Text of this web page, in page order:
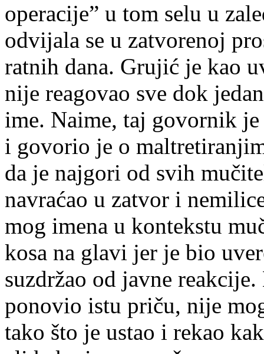
operacije” u tom selu u
odvijala se u zatvorenoj
ratnih dana. Grujić je kao
nije reagovao sve dok
ime. Naime, taj govornik
i govorio je o
da je najgori od svih
navraćao u zatvor i
mog imena u kontekstu
kosa na glavi jer je bio
suzdržao od javne
ponovio istu priču, nije
tako što je ustao i rekao